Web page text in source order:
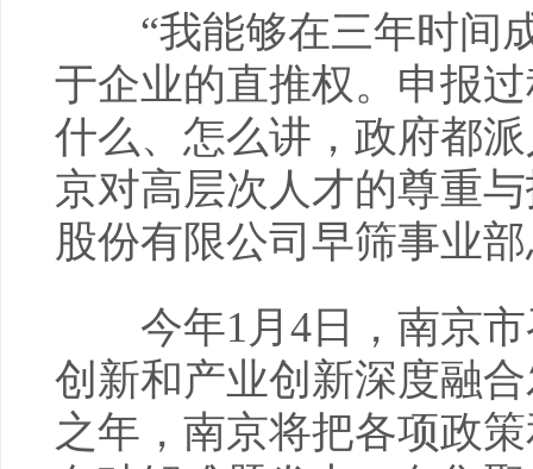
“我能够在三年时间成
于企业的直推权。申报
什么、怎么讲，政府都
京对高层次人才的尊重
股份有限公司早筛事业
今年1月4日，南京市
创新和产业创新深度融
之年，南京将把各项政